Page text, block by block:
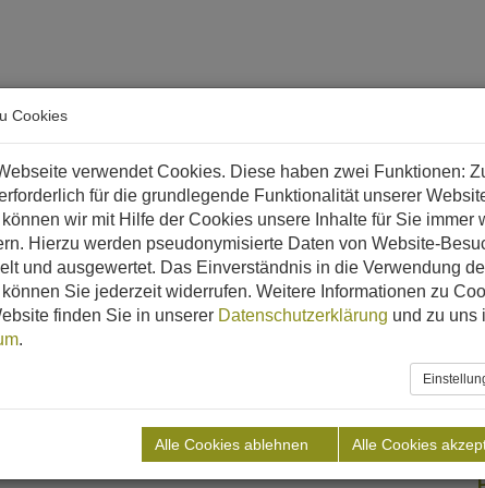
Biomethan? Referenzen Downloads Aktuelles
Cookies
verwendet Cookies. Diese haben zwei Funktionen:
für die grundlegende Funktionalität unserer
wir mit Hilfe der Cookies unsere Inhalte für Sie immer
Hierzu werden pseudonymisierte Daten von Website-
und ausgewertet. Das Einverständnis in die Verwendung
Sie jederzeit widerrufen. Weitere Informationen zu
finden Sie in unserer Datenschutzerklärung und zu uns
.
Alle Cookies ablehnen Alle Cookies